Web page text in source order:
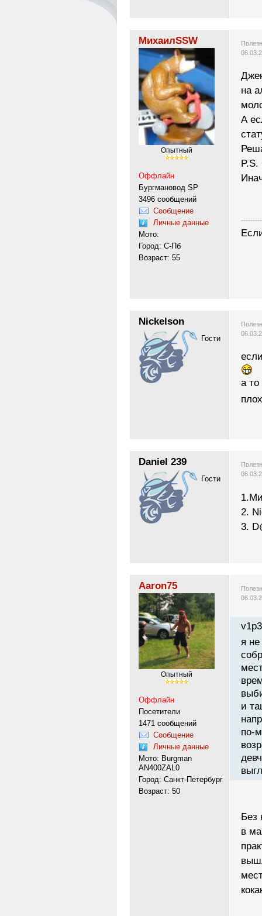
МихаилSSW
Опытный
Оффлайн
Бургмановод SP
3496 сообщений
Сообщение
Личные данные
Мото:
Город: С-Пб
Возраст: 55
на
А
Nickelson
Гости
а то
Daniel 239
Гости
2.
3.
Aaron75
Опытный
Оффлайн
Посетители
1471 сообщений
Сообщение
Личные данные
Мото: Burgman
AN400ZAL0
Город: Санкт-Петербург
Возраст: 50
я
и
по-
Без
в